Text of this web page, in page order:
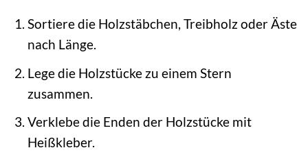
Sortiere die Holzstäbchen, Treibholz oder Äste
nach Länge.
Lege die Holzstücke zu einem Stern
zusammen.
Verklebe die Enden der Holzstücke mit
Heißkleber.